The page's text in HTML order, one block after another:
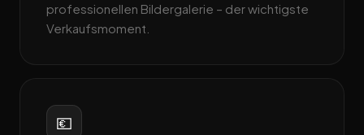
professionellen Bildergalerie – der wichtigste
Verkaufsmoment.
💶